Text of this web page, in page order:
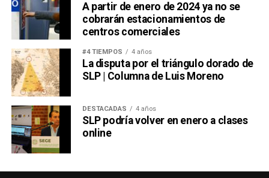
A partir de enero de 2024 ya no se
cobrarán estacionamientos de
centros comerciales
#4 TIEMPOS 4 años
La disputa por el triángulo dorado de
SLP | Columna de Luis Moreno
DESTACADAS 4 años
SLP podría volver en enero a clases
online